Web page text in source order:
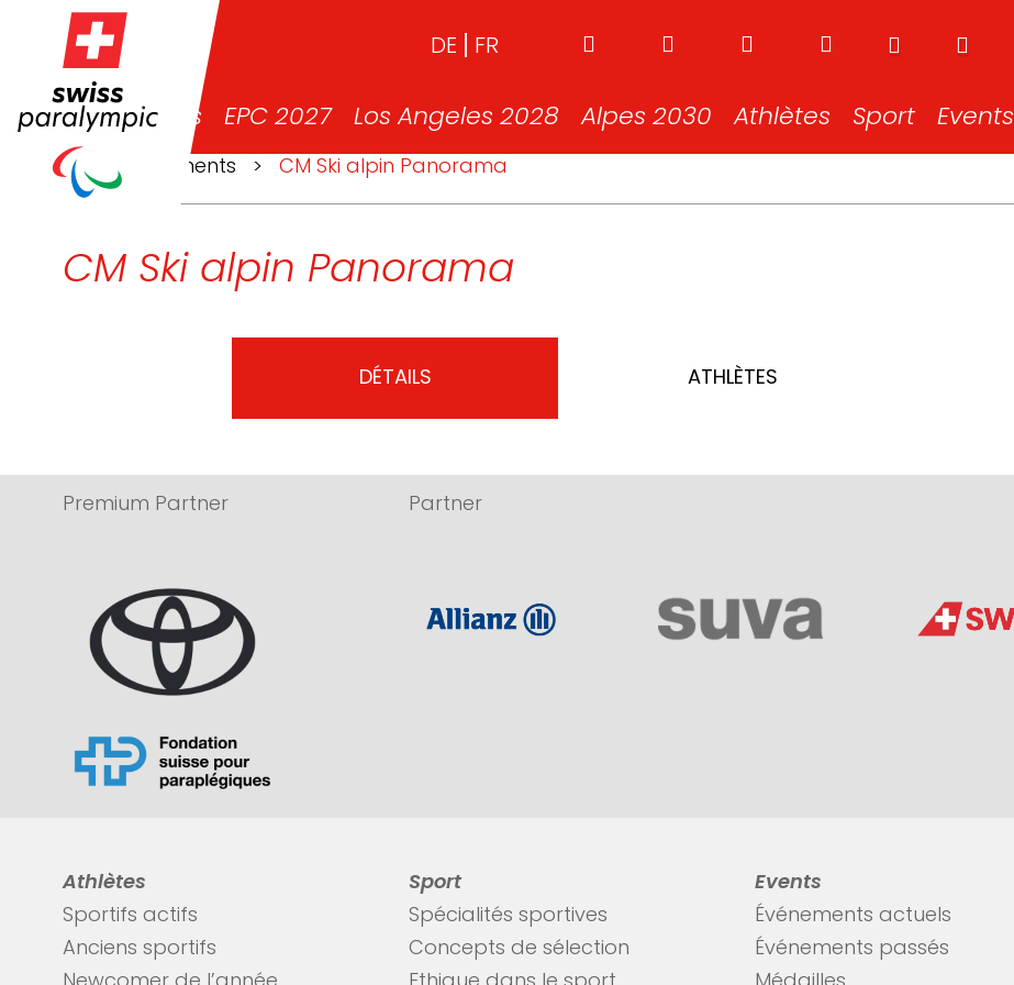
DE FR
News EPC 2027 Los Angeles 2028 Alpes 2030 Athlètes Sport Events
> Événements > CM Ski alpin Panorama
CM Ski alpin Panorama
DÉTAILS ATHLÈTES
Premium Partner Partner
Athlètes
Sportifs actifs
Anciens sportifs
Sport
Spécialités sportives
Concepts de sélection
Events
Événements actuels
Événements passés